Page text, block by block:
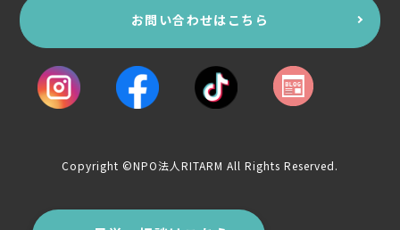
お問い合わせはこちら
Copyright ©NPO法人RITARM All Rights Reserved.